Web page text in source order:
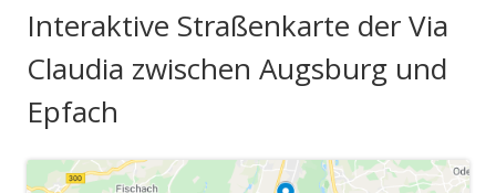
F
e
s
t
e
Interaktive Straßenkarte der Via
Claudia zwischen Augsburg und
Epfach